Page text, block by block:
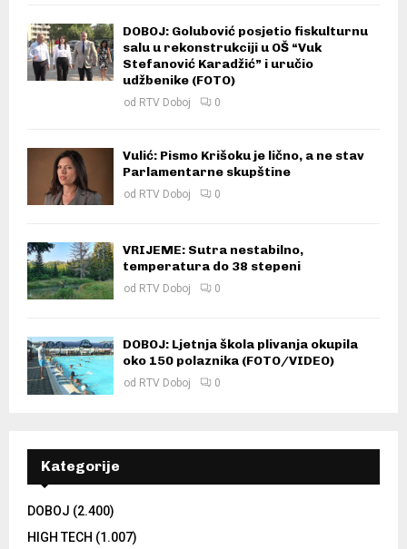
DOBOJ: Golubović posjetio fiskulturnu
salu u rekonstrukciji u OŠ “Vuk
Stefanović Karadžić” i uručio
udžbenike (FOTO)
od RTV Doboj 0
Vulić: Pismo Krišoku je lično, a ne stav
Parlamentarne skupštine
od RTV Doboj 0
VRIJEME: Sutra nestabilno,
temperatura do 38 stepeni
od RTV Doboj 0
DOBOJ: Ljetnja škola plivanja okupila
oko 150 polaznika (FOTO/VIDEO)
od RTV Doboj 0
Kategorije
DOBOJ (2.400)
HIGH TECH (1.007)